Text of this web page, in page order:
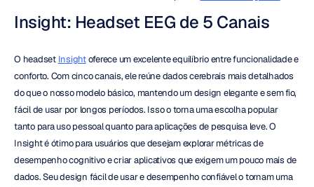
Insight: Headset EEG de 5 Canais
O headset Insight oferece um excelente equilíbrio entre funcionalidade e
conforto. Com cinco canais, ele reúne dados cerebrais mais detalhados
do que o nosso modelo básico, mantendo um design elegante e sem fio,
fácil de usar por longos períodos. Isso o torna uma escolha popular
tanto para uso pessoal quanto para aplicações de pesquisa leve. O
Insight é ótimo para usuários que desejam explorar métricas de
desempenho cognitivo e criar aplicativos que exigem um pouco mais de
dados. Seu design fácil de usar e desempenho confiável o tornam uma